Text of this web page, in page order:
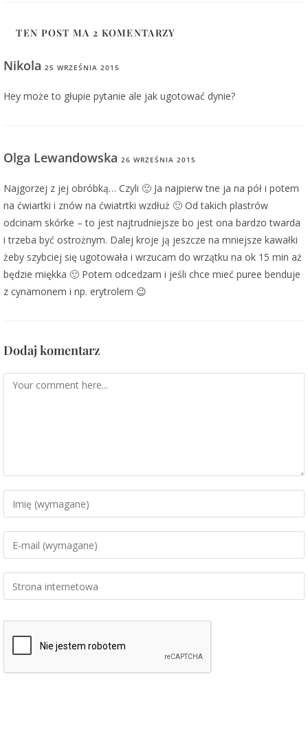
TEN POST MA 2 KOMENTARZY
Nikola 25 WRZEŚNIA 2015
Hey może to głupie pytanie ale jak ugotować dynie?
Olga Lewandowska 26 WRZEŚNIA 2015
Najgorzej z jej obróbką… Czyli 🙂 Ja najpierw tne ja na pół i potem
na ćwiartki i znów na ćwiatrtki wzdłuż 🙂 Od takich plastrów
odcinam skórke – to jest najtrudniejsze bo jest ona bardzo twarda
i trzeba być ostrożnym. Dalej kroje ją jeszcze na mniejsze kawałki
żeby szybciej się ugotowała i wrzucam do wrzątku na ok 15 min aż
będzie miękka 🙂 Potem odcedzam i jeśli chce mieć puree benduje
z cynamonem i np. erytrolem 😉
Dodaj komentarz